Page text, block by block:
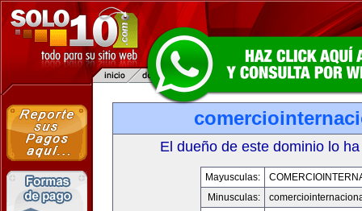
El dueño de este dominio lo
Mayusculas:
Minusculas: